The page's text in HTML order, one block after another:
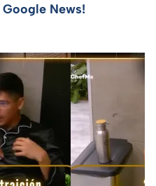
News!